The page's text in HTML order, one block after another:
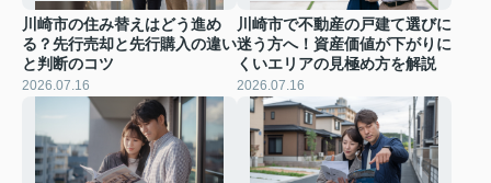
川崎市の住み替えはどう進め
る？先行売却と先行購入の違い
と判断のコツ
2026.07.16
川崎市で不動産の戸建て選びに
迷う方へ！資産価値が下がりに
くいエリアの見極め方を解説
2026.07.16